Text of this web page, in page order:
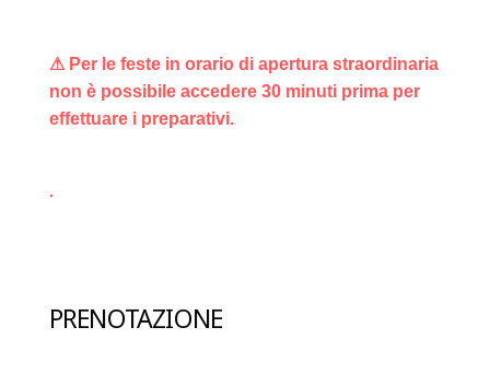
⚠ Per le feste in orario di apertura straordinaria
non è possibile accedere 30 minuti prima per
effettuare i preparativi.
.
PRENOTAZIONE